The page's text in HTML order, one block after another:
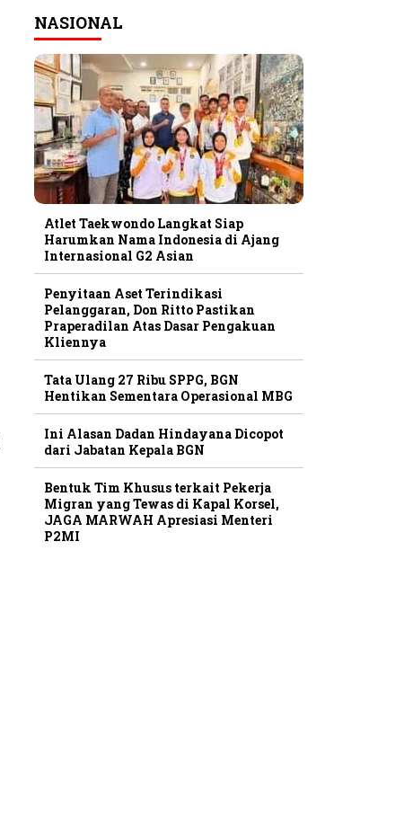
NASIONAL
Atlet Taekwondo Langkat Siap
Harumkan Nama Indonesia di Ajang
Internasional G2 Asian
Penyitaan Aset Terindikasi
Pelanggaran, Don Ritto Pastikan
Praperadilan Atas Dasar Pengakuan
Kliennya
Tata Ulang 27 Ribu SPPG, BGN
Hentikan Sementara Operasional MBG
Ini Alasan Dadan Hindayana Dicopot
dari Jabatan Kepala BGN
Bentuk Tim Khusus terkait Pekerja
Migran yang Tewas di Kapal Korsel,
JAGA MARWAH Apresiasi Menteri
P2MI